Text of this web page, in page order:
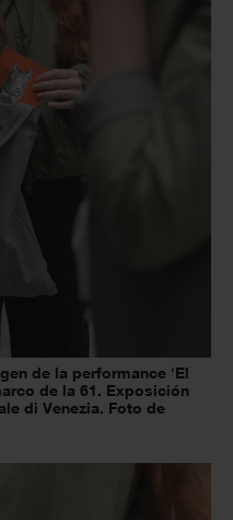
de la performance ‘El
de la 61. Exposición
di Venezia. Foto de